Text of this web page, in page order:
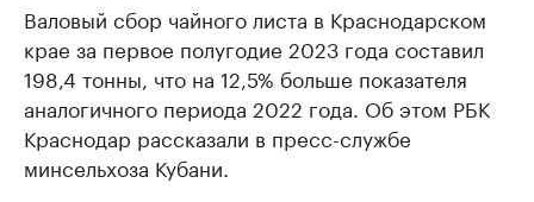
Валовый сбор чайного листа в Краснодарском
крае за первое полугодие 2023 года составил
198,4 тонны, что на 12,5% больше показателя
аналогичного периода 2022 года. Об этом РБК
Краснодар рассказали в пресс-службе
минсельхоза Кубани.